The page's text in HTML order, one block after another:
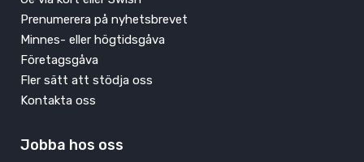
Prenumerera på nyhetsbrevet
Minnes- eller högtidsgåva
Företagsgåva
Fler sätt att stödja oss
Kontakta oss
Jobba hos oss